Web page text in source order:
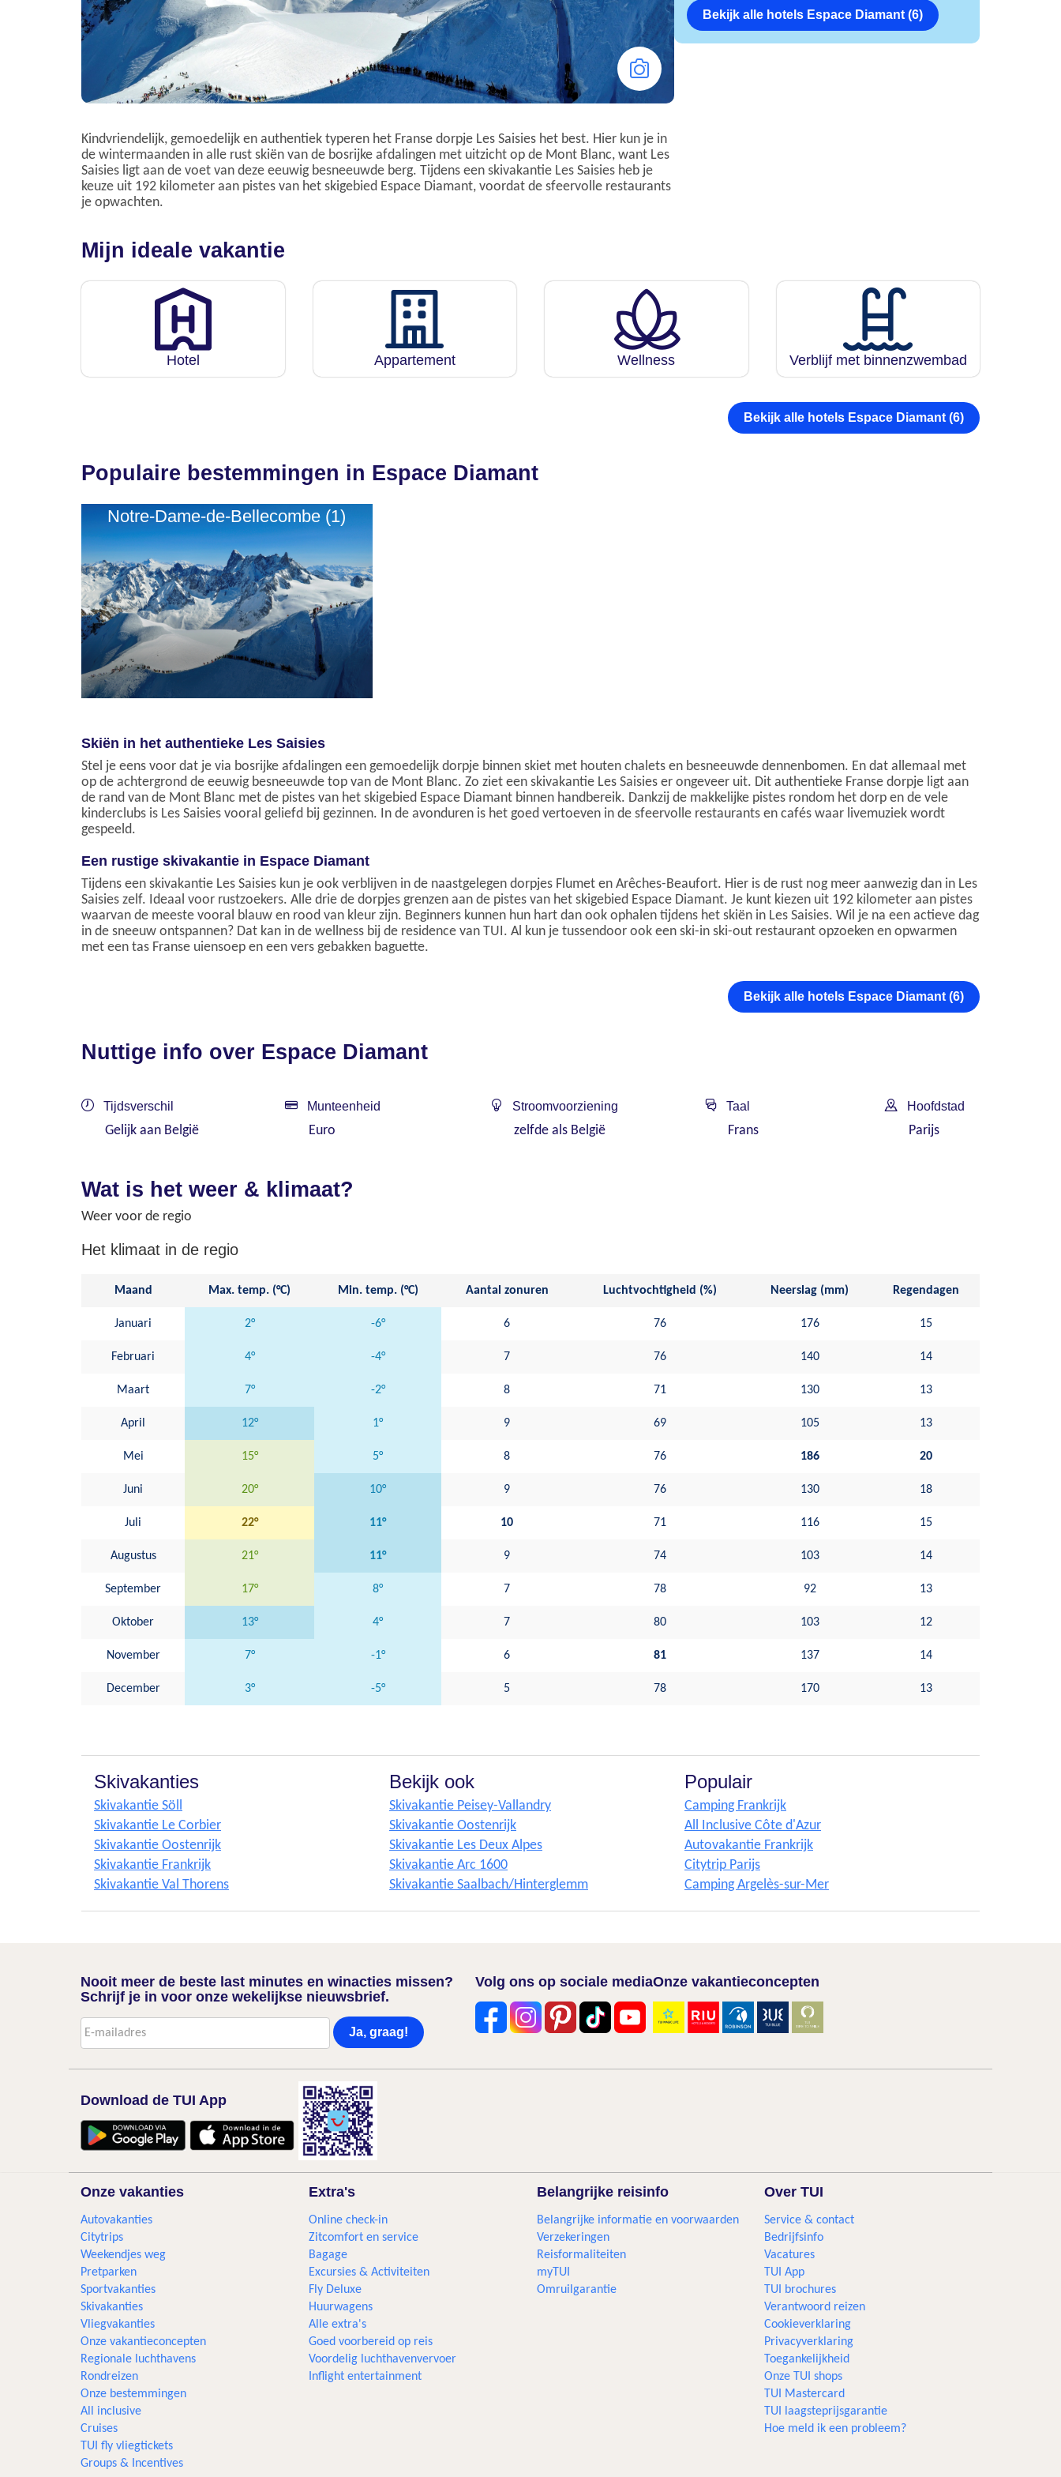
Kindvriendelijk, gemoedelijk en authentiek typeren het Franse dorpje Les Saisies het best. Hier kun je in
de wintermaanden in alle rust skiën van de bosrijke afdalingen met uitzicht op de Mont Blanc, want Les
Saisies ligt aan de voet van deze eeuwig besneeuwde berg. Tijdens een skivakantie Les Saisies heb je
keuze uit 192 kilometer aan pistes van het skigebied Espace Diamant, voordat de sfeervolle restaurants
je opwachten.
Bekijk alle hotels Espace Diamant (6)
Mijn ideale vakantie
Hotel Appartement Wellness Verblijf met binnenzwembad
Bekijk alle hotels Espace Diamant (6)
Populaire bestemmingen in Espace Diamant
Notre-Dame-de-Bellecombe (1)
Skiën in het authentieke Les Saisies
Stel je eens voor dat je via bosrijke afdalingen een gemoedelijk dorpje binnen skiet met houten chalets en besneeuwde dennenbomen. En dat allemaal met
op de achtergrond de eeuwig besneeuwde top van de Mont Blanc. Zo ziet een skivakantie Les Saisies er ongeveer uit. Dit authentieke Franse dorpje ligt aan
de rand van de Mont Blanc met de pistes van het skigebied Espace Diamant binnen handbereik. Dankzij de makkelijke pistes rondom het dorp en de vele
kinderclubs is Les Saisies vooral geliefd bij gezinnen. In de avonduren is het goed vertoeven in de sfeervolle restaurants en cafés waar livemuziek wordt
gespeeld.
Een rustige skivakantie in Espace Diamant
Tijdens een skivakantie Les Saisies kun je ook verblijven in de naastgelegen dorpjes Flumet en Arêches-Beaufort. Hier is de rust nog meer aanwezig dan in Les
Saisies zelf. Ideaal voor rustzoekers. Alle drie de dorpjes grenzen aan de pistes van het skigebied Espace Diamant. Je kunt kiezen uit 192 kilometer aan pistes
waarvan de meeste vooral blauw en rood van kleur zijn. Beginners kunnen hun hart dan ook ophalen tijdens het skiën in Les Saisies. Wil je na een actieve dag
in de sneeuw ontspannen? Dat kan in de wellness bij de residence van TUI. Al kun je tussendoor ook een ski-in ski-out restaurant opzoeken en opwarmen
met een tas Franse uiensoep en een vers gebakken baguette.
Bekijk alle hotels Espace Diamant (6)
Nuttige info over Espace Diamant
Tijdsverschil
Gelijk aan België
Munteenheid
Euro
Stroomvoorziening
zelfde als België
Taal
Frans
Hoofdstad
Parijs
Wat is het weer & klimaat?
Weer voor de regio
Het klimaat in de regio
Maand Max. temp. (°C) Min. temp. (°C) Aantal zonuren Luchtvochtigheid (%) Neerslag (mm) Regendagen
Januari 2° -6° 6 76 176 15
Februari 4° -4° 7 76 140 14
Maart 7° -2° 8 71 130 13
April 12° 1° 9 69 105 13
Mei 15° 5° 8 76 186 20
Juni 20° 10° 9 76 130 18
Juli 22° 11° 10 71 116 15
Augustus 21° 11° 9 74 103 14
September 17° 8° 7 78 92 13
Oktober 13° 4° 7 80 103 12
November 7° -1° 6 81 137 14
December 3° -5° 5 78 170 13
Skivakanties
Skivakantie Söll
Skivakantie Le Corbier
Skivakantie Oostenrijk
Skivakantie Frankrijk
Skivakantie Val Thorens
Bekijk ook
Skivakantie Peisey-Vallandry
Skivakantie Oostenrijk
Skivakantie Les Deux Alpes
Skivakantie Arc 1600
Skivakantie Saalbach/Hinterglemm
Populair
Camping Frankrijk
All Inclusive Côte d'Azur
Autovakantie Frankrijk
Citytrip Parijs
Camping Argelès-sur-Mer
Nooit meer de beste last minutes en winacties missen?
Schrijf je in voor onze wekelijkse nieuwsbrief.
Ja, graag!
Volg ons op sociale mediaOnze vakantieconcepten
Download de TUI App
Onze vakanties
Autovakanties
Citytrips
Weekendjes weg
Pretparken
Sportvakanties
Skivakanties
Vliegvakanties
Onze vakantieconcepten
Regionale luchthavens
Rondreizen
Onze bestemmingen
All inclusive
Cruises
TUI fly vliegtickets
Groups & Incentives
Extra's
Online check-in
Zitcomfort en service
Bagage
Excursies & Activiteiten
Fly Deluxe
Huurwagens
Alle extra's
Goed voorbereid op reis
Voordelig luchthavenvervoer
Inflight entertainment
Belangrijke reisinfo
Belangrijke informatie en voorwaarden
Verzekeringen
Reisformaliteiten
myTUI
Omruilgarantie
Over TUI
Service & contact
Bedrijfsinfo
Vacatures
TUI App
TUI brochures
Verantwoord reizen
Cookieverklaring
Privacyverklaring
Toegankelijkheid
Onze TUI shops
TUI Mastercard
TUI laagsteprijsgarantie
Hoe meld ik een probleem?